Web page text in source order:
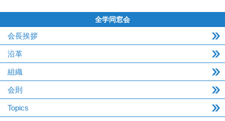
全学同窓会
会長挨拶
沿革
組織
会則
Topics